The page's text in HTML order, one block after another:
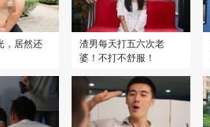
，居然还
渣男每天打五六次老
婆！不打不舒服！